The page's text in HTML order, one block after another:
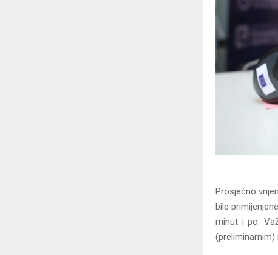
Prosječno
bile
minut i po.
(preliminarnim)